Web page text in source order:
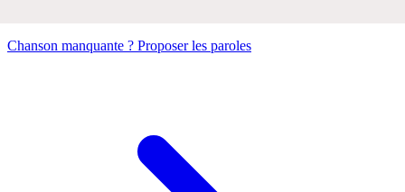
Chanson manquante ? Proposer les paroles